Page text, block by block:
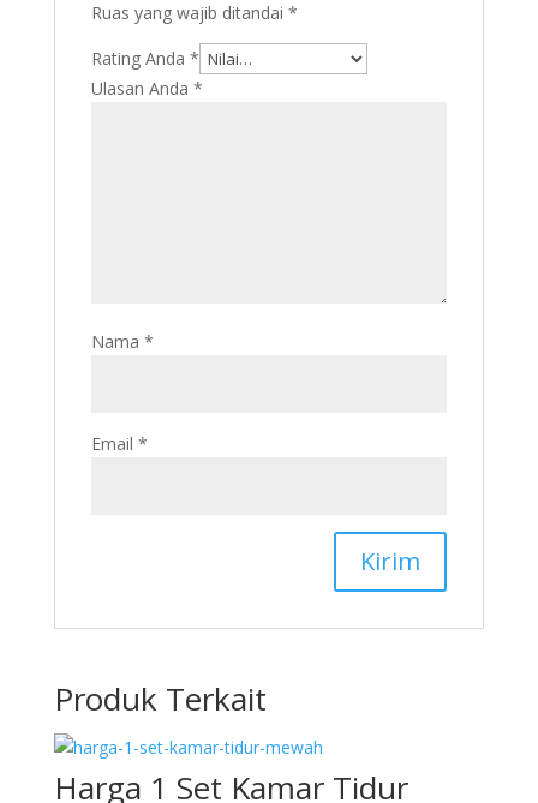
Ruas yang wajib ditandai *
Rating Anda *
Ulasan Anda *
Nama *
Email *
Produk Terkait
Harga 1 Set Kamar Tidur